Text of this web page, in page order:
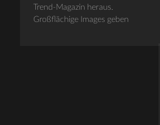
Trend-Magazin heraus.
Großflächige Images geben